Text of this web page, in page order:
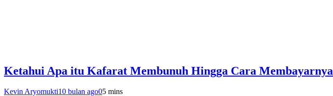
Ketahui Apa itu Kafarat Membunuh Hingga Cara Membayarnya
Kevin Aryomukti10 bulan ago05 mins